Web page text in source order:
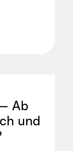
Ab
und